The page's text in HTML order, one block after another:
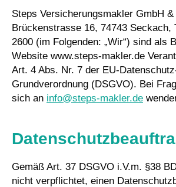
Steps Ver­sicherungs­makler GmbH
Brückenstrasse 16, 74743 Seckach,
2600 (im Folgenden: „Wir“) sind als
Website www.steps-makler.de
Art. 4 Abs. Nr. 7 der EU-
Grundverordnung (DSGVO). Bei
sich an info@steps-makler.de
Gemäß Art. 37 DSGVO i.V.m. §38
nicht verpflichtet, einen